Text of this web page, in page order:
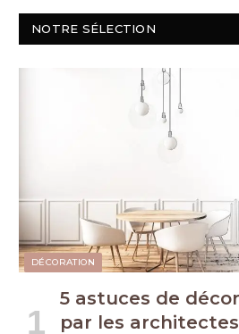
NOTRE SÉLECTION
DÉCORATION
5 astuces de
par les